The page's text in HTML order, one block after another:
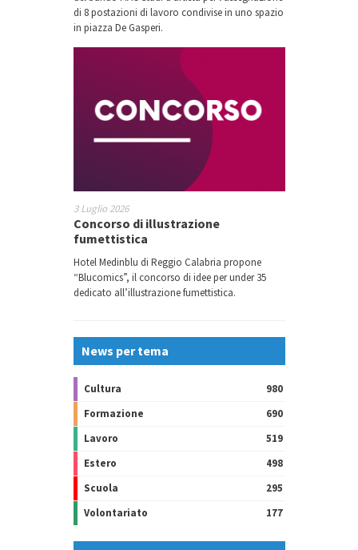
di 8 postazioni di lavoro condivise in uno spazio
in piazza De Gasperi.
3 Luglio 2026
Concorso di illustrazione
fumettistica
Hotel Medinblu di Reggio Calabria propone
“Blucomics”, il concorso di idee per under 35
dedicato all’illustrazione fumettistica.
News per tema
Cultura
980
Formazione
690
Lavoro
519
Estero
498
Scuola
295
Volontariato
177